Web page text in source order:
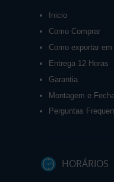
Inicio
Como Comprar
Como exportar
Entrega 12 Horas
Garantia
Montagem e
Perguntas
HORÁRIOS